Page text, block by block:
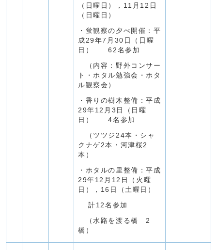
（日曜日），11月12日
（日曜日）
・蛍観察の夕べ開催：平
成29年7月30日（日曜
日） 62名参加
（内容：野外コンサー
ト・ホタル勉強会・ホタ
ル観察会）
・香りの樹木整備：平成
29年12月3日（日曜
日） 4名参加
（ツツジ24本・シャ
クナゲ2本・河津桜2
本）
・ホタルの里整備：平成
29年12月12日（火曜
日），16日（土曜日）
計12名参加
（水路を渡る橋 2
橋）